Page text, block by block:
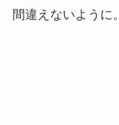
間違えないように。